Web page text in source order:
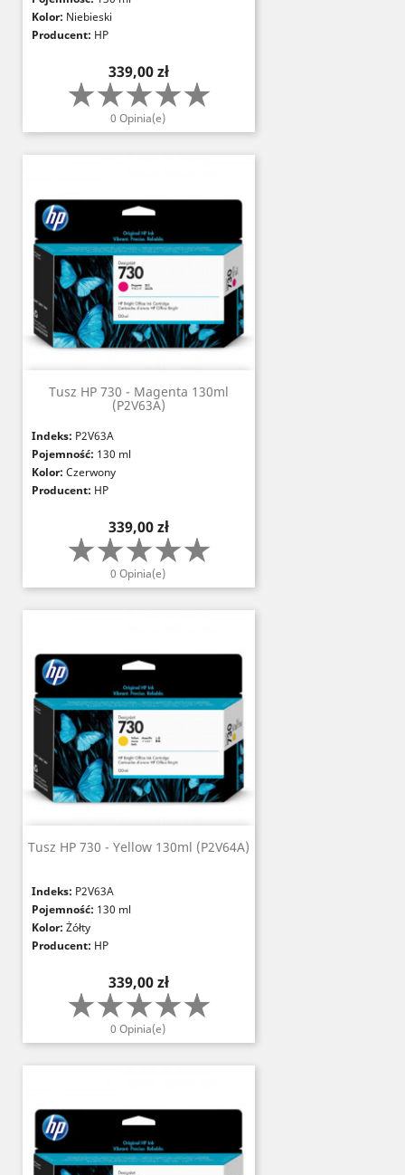
Kolor: Niebieski
Producent: HP
Cena
339,00 zł
0 Opinia(e)
Tusz HP 730 - Magenta 130ml
(P2V63A)
Indeks: P2V63A
Pojemność: 130 ml
Kolor: Czerwony
Producent: HP
Cena
339,00 zł
0 Opinia(e)
Tusz HP 730 - Yellow 130ml (P2V64A)
Indeks: P2V63A
Pojemność: 130 ml
Kolor: Żółty
Producent: HP
Cena
339,00 zł
0 Opinia(e)